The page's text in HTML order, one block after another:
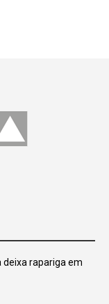
deixa rapariga em